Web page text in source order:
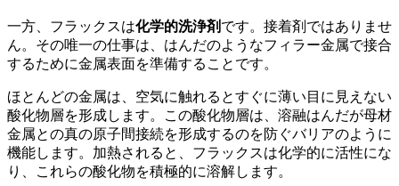
一方、フラックスは化学的洗浄剤 です。接着剤ではありませ
ん。その唯一の仕事は、はんだのようなフィラー金属で接合
するために金属表面を準備することです。
ほとんどの金属は、空気に触れるとすぐに薄い目に見えない
酸化物層を形成します。この酸化物層は、溶融はんだが母材
金属との真の原子間接続を形成するのを防ぐバリアのように
機能します。加熱されると、フラックスは化学的に活性にな
り、これらの酸化物を積極的に溶解します。